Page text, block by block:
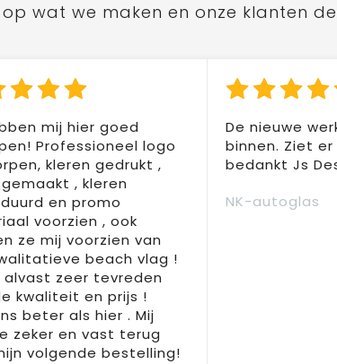
op wat we maken en onze klanten
mij hier goed
Professioneel logo
kleren gedrukt ,
, kleren
en promo
voorzien , ook
ze mij voorzien van
beach vlag !
alvast zeer tevreden
kwaliteit en prijs !
beter als hier . Mij
zeker en vast terug
volgende bestelling!
De nieuwe
binnen. Ziet
bedankt Js
NK-autoglas